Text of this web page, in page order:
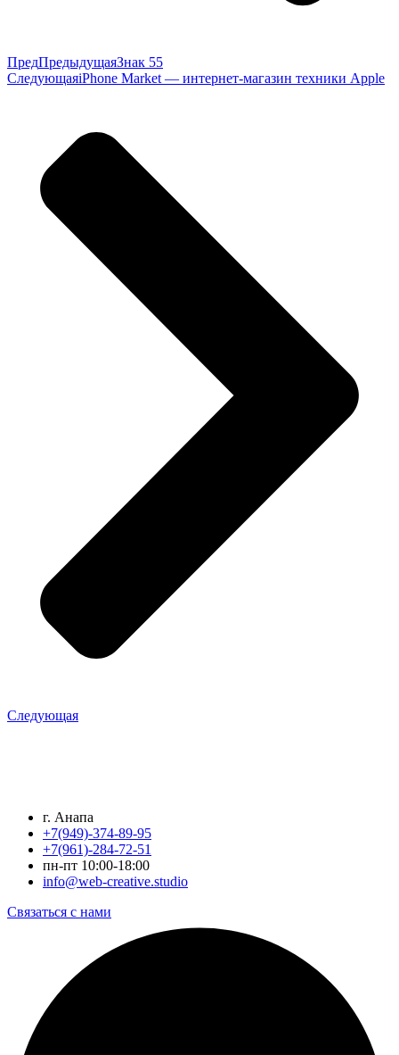
ПредПредыдущаяЗнак 55
СледующаяiPhone Market — интернет-магазин техники Apple
Следующая
г. Анапа
+7(949)-374-89-95
+7(961)-284-72-51
пн-пт 10:00-18:00
info@web-creative.studio
Связаться с нами